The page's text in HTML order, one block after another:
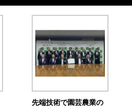
先端技術で園芸農業の